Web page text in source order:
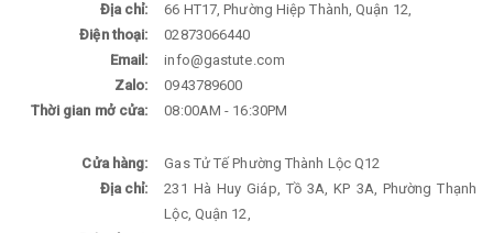
Địa chỉ:
66 HT17, Phường Hiệp Thành, Quận 12,
Điện thoại:
02873066440
Email:
info@gastute.com
Zalo:
0943789600
Thời gian mở cửa:
08:00AM - 16:30PM
Cửa hàng:
Gas Tử Tế Phường Thành Lộc Q12
Địa chỉ:
231 Hà Huy Giáp, Tồ 3A, KP 3A, Phường Thạnh
Lộc, Quận 12,